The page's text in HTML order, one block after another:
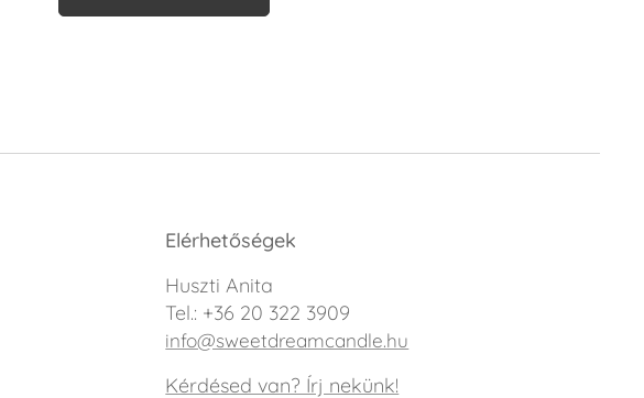
Elérhetőségek
Huszti Anita
Tel.: +36 20 322 3909
info@sweetdreamcandle.hu
Kérdésed van? Írj nekünk!